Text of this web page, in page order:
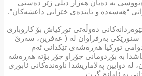
بە دەیان هەزار دیلی ژێر دەستی
“هەسەدە و ئایندەی خێزانی داعشەکان”.
دەوڵەتی تورکیاش بۆ کاروباری
سنورێکی بەرفراوان لە ( عەفرین، سەرێ
تورکیا هەڕەشەی تێکدانی ئەم
بە بۆردومانی جۆراو جۆر بۆتە هەڕەشە
دوایین پەلاماریشدا ناوەندەکانی ئابوری
بە ئامانج گرت.